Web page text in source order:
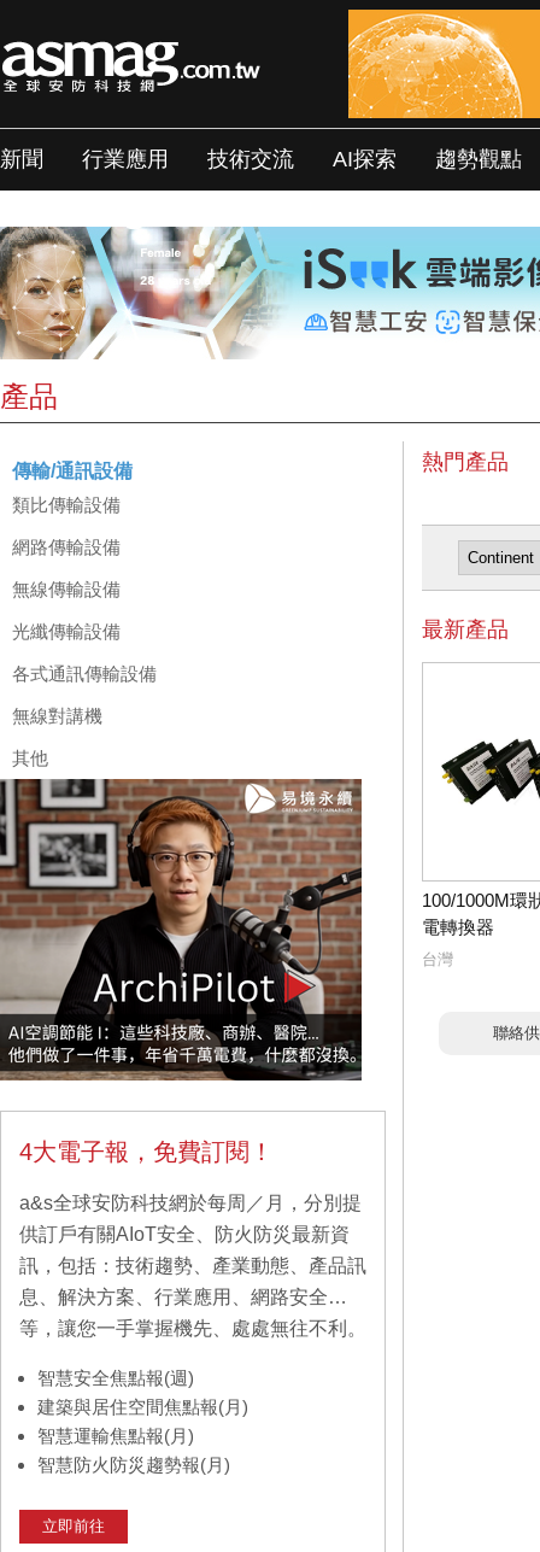
新聞 行業應用 技術交流 AI探索 趨勢觀點
產品
傳輸/通訊設備
類比傳輸設備
網路傳輸設備
無線傳輸設備
光纖傳輸設備
各式通訊傳輸設備
無線對講機
其他
4大電子報，免費訂閱！
a&s全球安防科技網於每周／月，分別提
供訂戶有關AIoT安全、防火防災最新資
訊，包括：技術趨勢、產業動態、產品訊
息、解決方案、行業應用、網路安全…
等，讓您一手掌握機先、處處無往不利。
智慧安全焦點報(週)
建築與居住空間焦點報(月)
智慧運輸焦點報(月)
智慧防火防災趨勢報(月)
立即前往
熱門產品
最新產品
100/1000M環
電轉換器
台灣
聯絡